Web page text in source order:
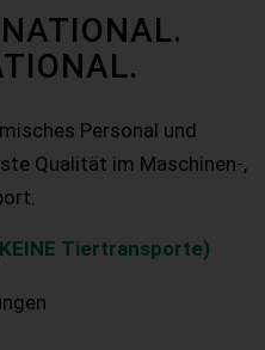
Personal und
Qualität im Maschinen-,
Tiertransporte)